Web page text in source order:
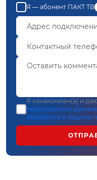
Я — абонент ПАКТ ТВ
Я ознакомлен(а) и
персональных данных
обработки и защиты